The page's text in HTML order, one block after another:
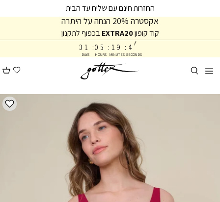
קריאה
לתפריט
העמוד
החזרות חינם עם שליח עד הבית
אקסטרה 20% הנחה על היתרה
1
0
DAYS
: 5
0
HOURS
: 9
1
MINUTES
: 7
8
4
4
SECONDS
קוד קופוןEXTRA20 בכפוף לתקנון